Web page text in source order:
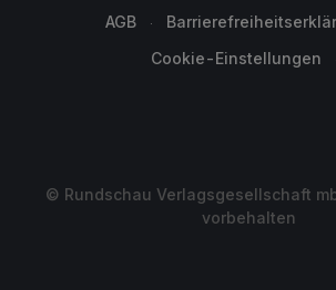
AGB
Cookie-Einstellungen
© Rundschau Verlagsgesellschaft
vorbehalten